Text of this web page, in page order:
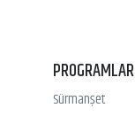
PROGRAMLAR
Sürmanşet